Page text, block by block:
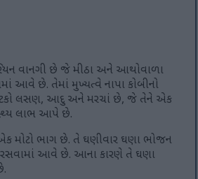
વાનગી છે જે મીઠા અને આથોવાળા
આવે છે. તેમાં મુખ્યત્વે નાપા કોબીનો
લસણ, આદુ અને મરચાં છે, જે તેને એક
લાભ આપે છે.
એક મોટો ભાગ છે. તે ઘણીવાર ઘણા ભોજન
આવે છે. આના કારણે તે ઘણા